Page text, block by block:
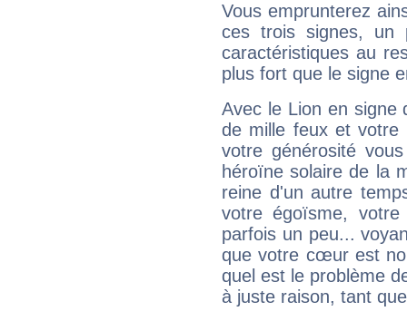
Vous emprunterez
ces trois signes, un
caractéristiques au
plus fort que le signe
Avec le Lion en signe
de mille feux et votre
votre générosité
héroïne solaire de la
reine d'un autre
votre égoïsme,
parfois un peu...
que votre cœur est
quel est le problème
à juste raison, tant